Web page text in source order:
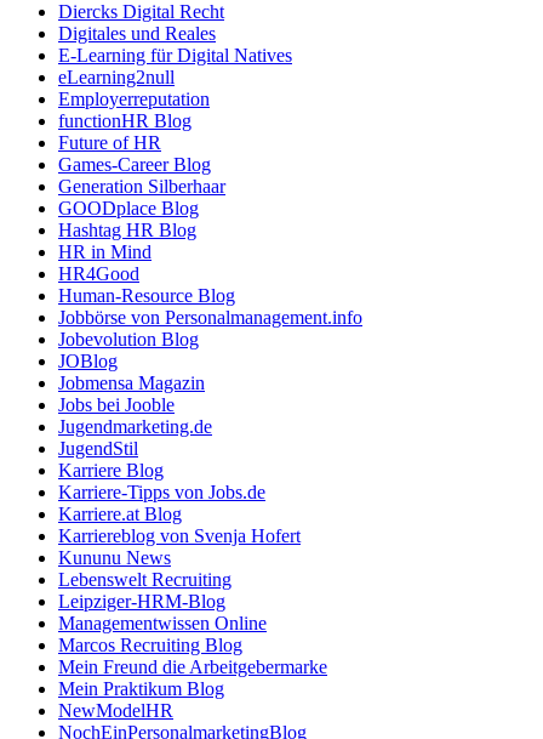
Diercks Digital Recht
Digitales und Reales
E-Learning für Digital Natives
eLearning2null
Employerreputation
functionHR Blog
Future of HR
Games-Career Blog
Generation Silberhaar
GOODplace Blog
Hashtag HR Blog
HR in Mind
HR4Good
Human-Resource Blog
Jobbörse von Personalmanagement.info
Jobevolution Blog
JOBlog
Jobmensa Magazin
Jobs bei Jooble
Jugendmarketing.de
JugendStil
Karriere Blog
Karriere-Tipps von Jobs.de
Karriere.at Blog
Karriereblog von Svenja Hofert
Kununu News
Lebenswelt Recruiting
Leipziger-HRM-Blog
Managementwissen Online
Marcos Recruiting Blog
Mein Freund die Arbeitgebermarke
Mein Praktikum Blog
NewModelHR
NochEinPersonalmarketingBlog